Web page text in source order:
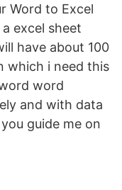
Word to Excel
excel sheet
have about 100
which i need this
word
and with data
guide me on